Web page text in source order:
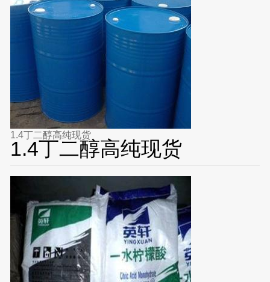
1.4丁二醇高纯现货
1.4丁二醇高纯现货